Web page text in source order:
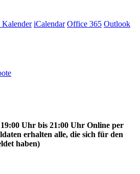
Kalender iCalendar Office 365 Outlook
Uhr bis 21:00 Uhr Online per
erhalten alle, die sich für den
haben)